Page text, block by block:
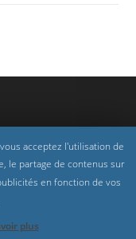
-
acceptez l'utilisation de
le partage de contenus sur
en fonction de vos
plus